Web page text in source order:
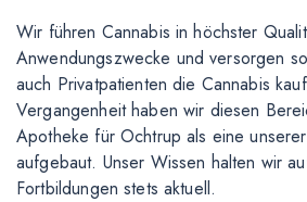
Wir führen Cannabis in höchster
Anwendungszwecke und versorgen
auch Privatpatienten die Cannabis
Vergangenheit haben wir diesen
Apotheke für Ochtrup als eine
aufgebaut. Unser Wissen halten wir
Fortbildungen stets aktuell.